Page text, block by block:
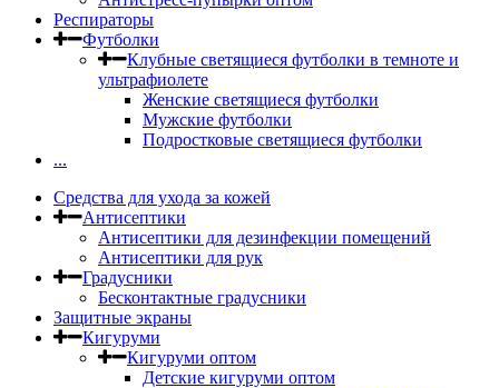
Респираторы
Футболки
Клубные светящиеся футболки в темноте и
ультрафиолете
Женские светящиеся футболки
Мужские футболки
Подростковые светящиеся футболки
...
Средства для ухода за кожей
Антисептики
Антисептики для дезинфекции помещений
Антисептики для рук
Градусники
Бесконтактные градусники
Защитные экраны
Кигуруми
Кигуруми оптом
Детские кигуруми оптом